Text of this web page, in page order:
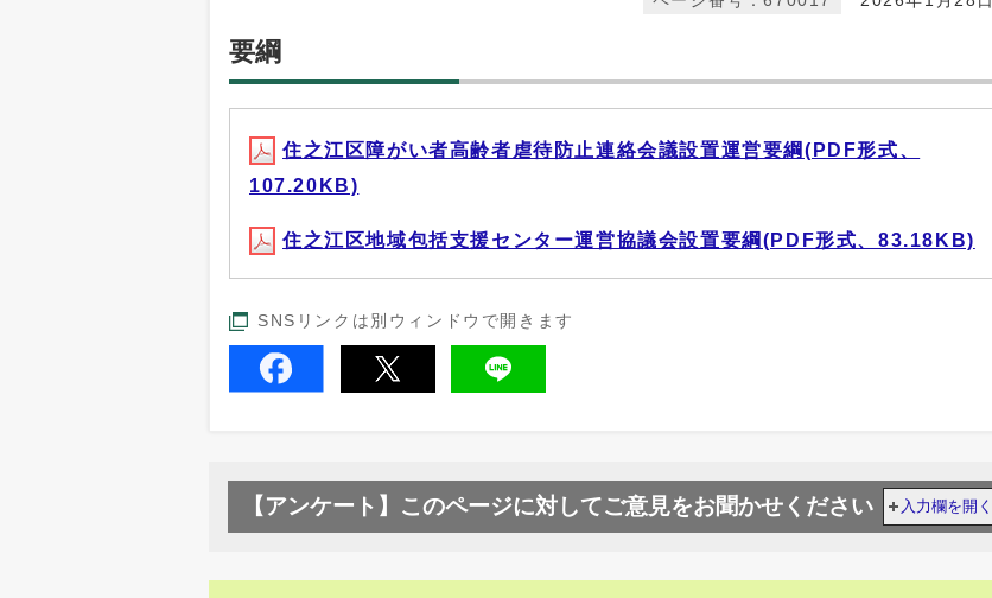
要綱
住之江区障がい者高齢者虐待防止連絡会議設置運営要綱(PDF形式、
107.20KB)
住之江区地域包括支援センター運営協議会設置要綱(PDF形式、83.18KB)
SNSリンクは別ウィンドウで開きます
【アンケート】このページに対してご意見をお聞かせください 入力欄を開く